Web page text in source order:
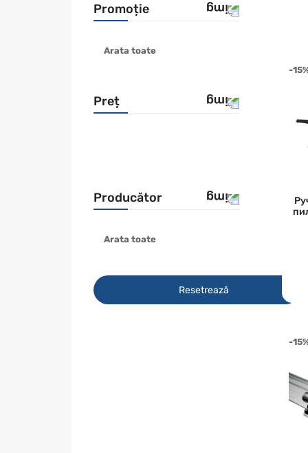
Promoție
Promotie
Arata toate
Preț
Producător
AEG
EVOLUTION
Arata toate
Resetrează
-
-